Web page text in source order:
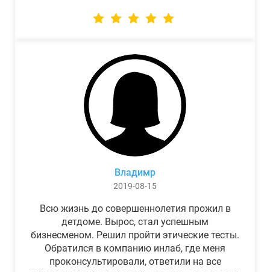
Владимр
2019-08-15
Всю жизнь до совершеннолетия прожил в
детдоме. Вырос, стал успешным
бизнесменом. Решил пройти этические тесты.
Обратился в компанию инлаб, где меня
проконсультировали, ответили на все